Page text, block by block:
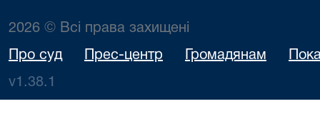
2026 © Всі права захищені
Про суд Прес-центр Громадянам
v1.38.1